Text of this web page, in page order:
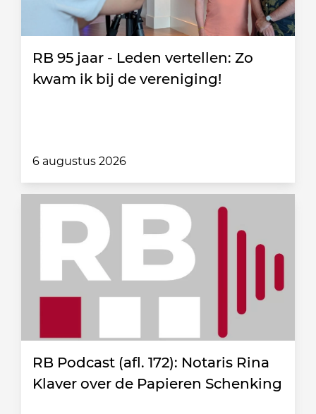
RB 95 jaar - Leden vertellen: Zo
kwam ik bij de vereniging!
6 augustus 2026
RB Podcast (afl. 172): Notaris Rina
Klaver over de Papieren Schenking